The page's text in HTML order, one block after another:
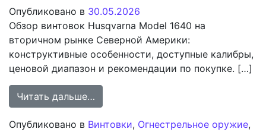
Опубликовано в 30.05.2026
Обзор винтовок Husqvarna Model 1640 на
вторичном рынке Северной Америки:
конструктивные особенности, доступные калибры,
ценовой диапазон и рекомендации по покупке. […]
Читать дальше…
Опубликовано в Винтовки, Огнестрельное оружие,